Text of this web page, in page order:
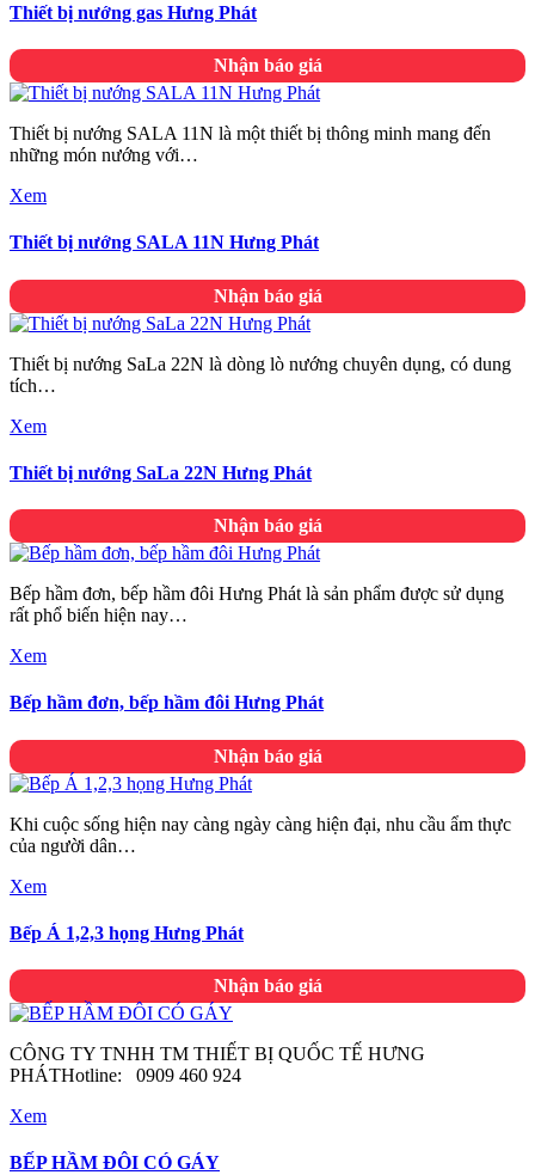
Thiết bị nướng gas Hưng Phát
Nhận báo giá
Thiết bị nướng SALA 11N là một thiết bị thông minh mang đến
những món nướng với…
Xem
Thiết bị nướng SALA 11N Hưng Phát
Nhận báo giá
Thiết bị nướng SaLa 22N là dòng lò nướng chuyên dụng, có dung
tích…
Xem
Thiết bị nướng SaLa 22N Hưng Phát
Nhận báo giá
Bếp hầm đơn, bếp hầm đôi Hưng Phát là sản phẩm được sử dụng
rất phổ biến hiện nay…
Xem
Bếp hầm đơn, bếp hầm đôi Hưng Phát
Nhận báo giá
Khi cuộc sống hiện nay càng ngày càng hiện đại, nhu cầu ẩm thực
của người dân…
Xem
Bếp Á 1,2,3 họng Hưng Phát
Nhận báo giá
CÔNG TY TNHH TM THIẾT BỊ QUỐC TẾ HƯNG
PHÁTHotline: 0909 460 924
Xem
BẾP HẦM ĐÔI CÓ GÁY